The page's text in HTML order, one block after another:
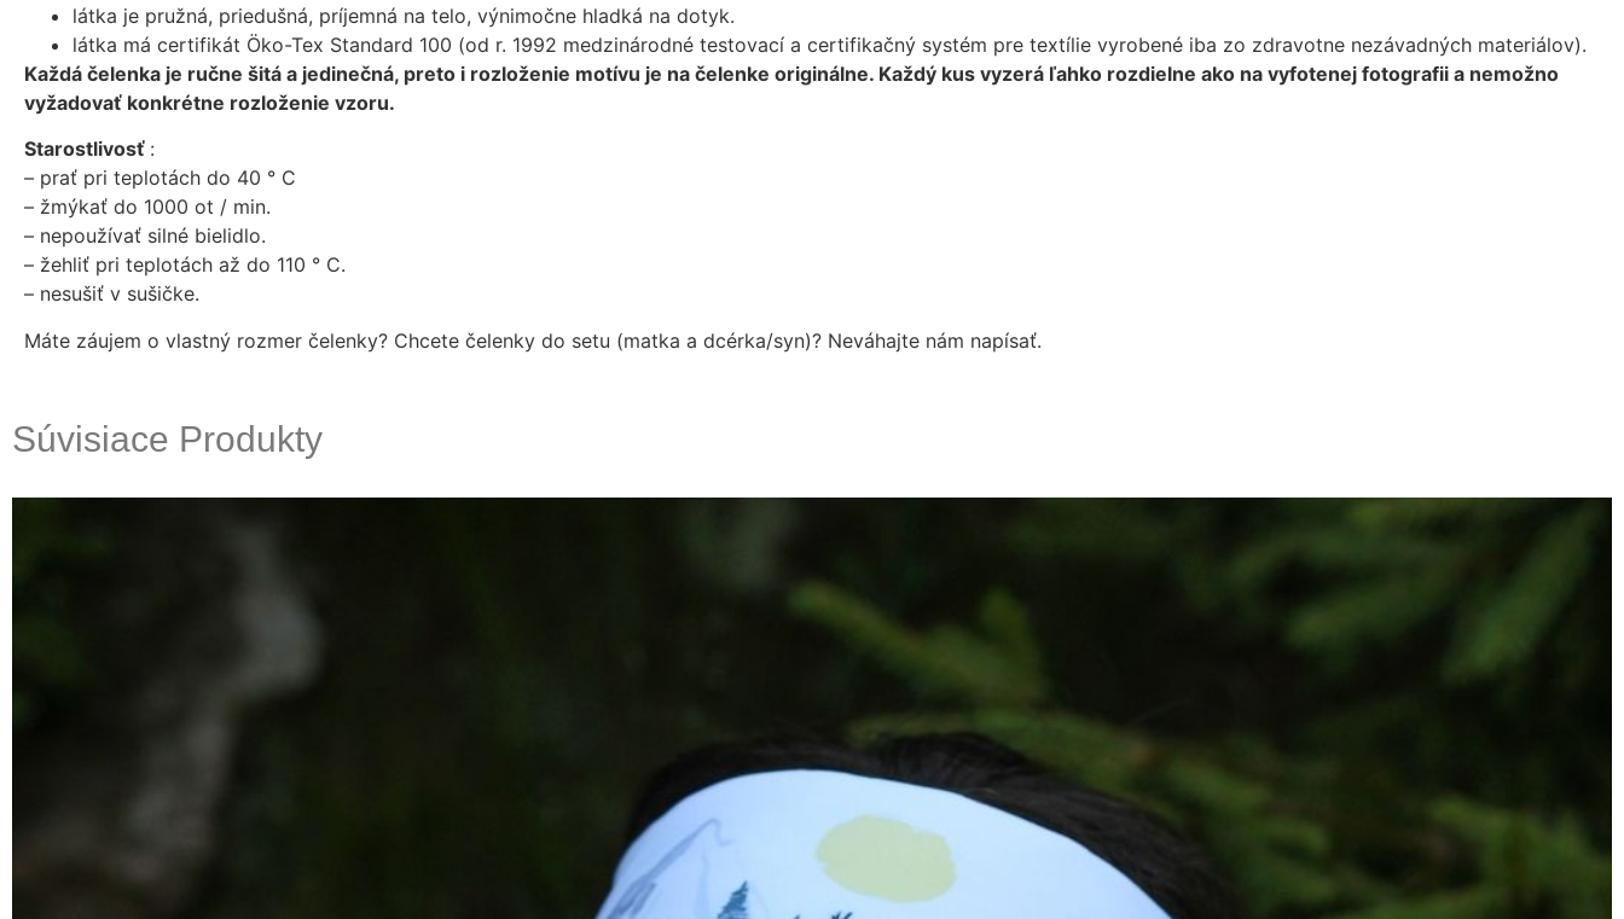
látka je pružná, priedušná, príjemná na telo, výnimočne hladká na dotyk.
látka má certifikát Öko-Tex Standard 100 (od r. 1992 medzinárodné testovací a certifikačný systém pre textílie vyrobené iba zo zdravotne nezávadných materiálov).
Každá čelenka je ručne šitá a jedinečná, preto i rozloženie motívu je na čelenke originálne. Každý kus vyzerá ľahko rozdielne ako na vyfotenej fotografii a nemožno
vyžadovať konkrétne rozloženie vzoru.
Starostlivosť :
– prať pri teplotách do 40 ° C
– žmýkať do 1000 ot / min.
– nepoužívať silné bielidlo.
– žehliť pri teplotách až do 110 ° C.
– nesušiť v sušičke.
Máte záujem o vlastný rozmer čelenky? Chcete čelenky do setu (matka a dcérka/syn)? Neváhajte nám napísať.
Súvisiace Produkty